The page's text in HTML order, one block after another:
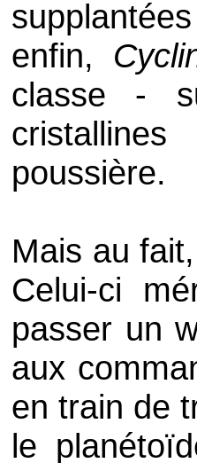
enfin,
classe -
poussière.
Mais au fait,
Celui-ci
passer un
aux
en train de
le